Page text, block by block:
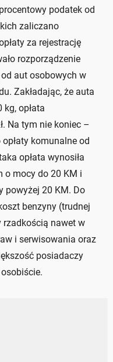
podatek od
zaliczano
za rejestrację
rozporządzenie
od aut osobowych w
Zakładając, że auta
opłata
Na tym nie koniec –
komunalne od
opłata wynosiła
o mocy do 20 KM i
powyżej 20 KM. Do
benzyny (trudnej
rzadkością nawet w
i serwisowania oraz
posiadaczy